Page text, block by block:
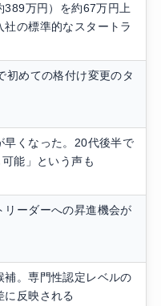
389万円）を約67万円上
社の標準的なスタートラ
初めての格付け変更のタ
早くなった。20代後半で
能」という声も
リーダーへの昇進機会が
補。専門性認定レベルの
に反映される